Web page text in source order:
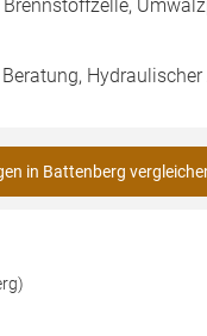
in Battenberg